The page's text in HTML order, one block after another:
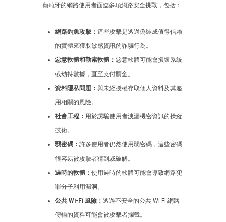
葡萄牙的網路使用者面臨多項網路安全挑戰，包括：
網路釣魚攻擊： 這些攻擊是透過偽裝成值得信賴
的實體來獲取敏感資訊的詐騙行為。
惡意軟體和勒索軟體： 惡意軟體可能會損壞系統
或劫持數據，直至支付贖金。
資料隱私問題： 與未經授權存取個人資料及其濫
用相關的風險。
社會工程： 用於誘騙使用者洩漏機密資訊的操縱
技術。
弱密碼： 許多使用者仍然使用弱密碼，這些密碼
很容易被攻擊者猜到或破解。
過時的軟體： 使用過時的軟體可能會導致網路犯
罪分子利用漏洞。
公共 Wi-Fi 風險： 透過不安全的公共 Wi-Fi 網路
傳輸的資料可能會被攻擊者攔截。